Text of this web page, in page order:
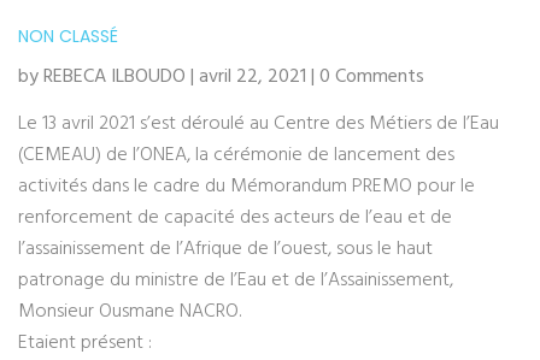
NON CLASSÉ
by REBECA ILBOUDO | avril 22, 2021 | 0 Comments
Le 13 avril 2021 s’est déroulé au Centre des Métiers de l’Eau
(CEMEAU) de l’ONEA, la cérémonie de lancement des
activités dans le cadre du Mémorandum PREMO pour le
renforcement de capacité des acteurs de l’eau et de
l’assainissement de l’Afrique de l’ouest, sous le haut
patronage du ministre de l’Eau et de l’Assainissement,
Monsieur Ousmane NACRO.
Etaient présent :